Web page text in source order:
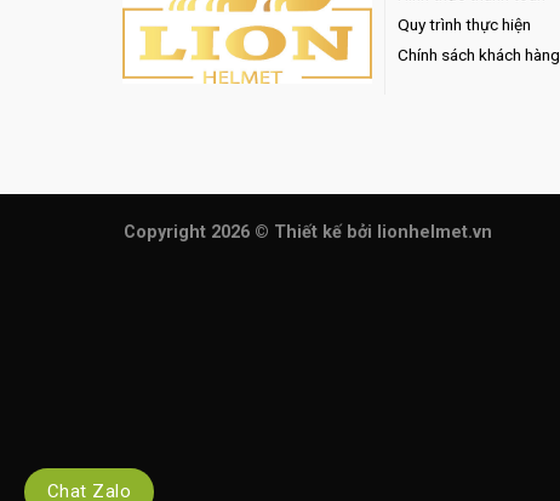
Quy trình thực hiện
Chính sách khách hàng
Copyright 2026 © Thiết kế bởi lionhelmet.vn
Chat Zalo